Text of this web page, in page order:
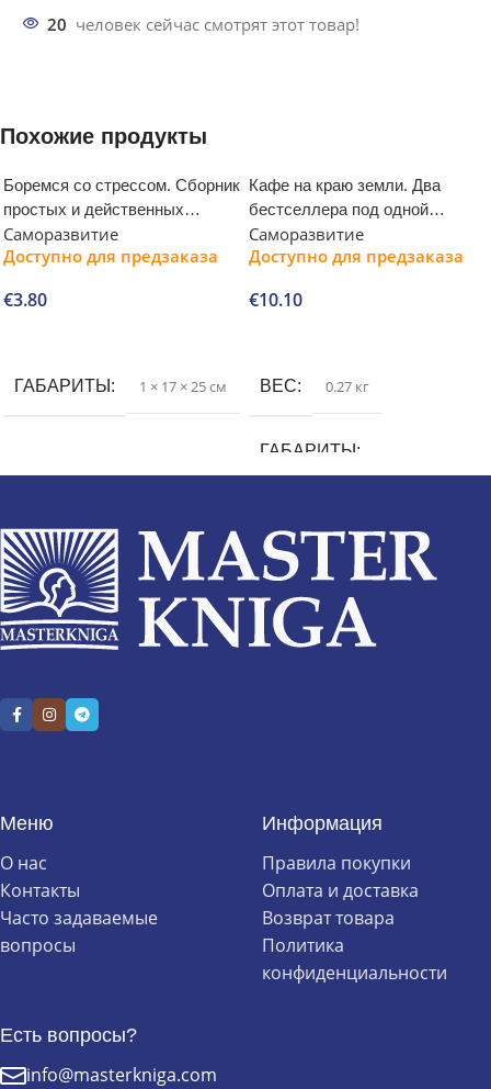
20 человек сейчас смотрят этот товар!
Похожие продукты
Боремся со стрессом. Сборник
простых и действенных
упражнений
Саморазвитие
Доступно для предзаказа
€3.80
ГАБАРИТЫ 1 × 17 × 25 см
Кафе на краю земли. Два
бестселлера под одной
обложкой
Саморазвитие
Доступно для предзаказа
€10.10
ВЕС 0.27 кг
ГАБАРИТЫ
Меню
О нас
Контакты
Часто задаваемые
вопросы
Информация
Правила покупки
Оплата и доставка
Возврат товара
Политика
конфиденциальности
Есть вопросы?
info@masterkniga.com